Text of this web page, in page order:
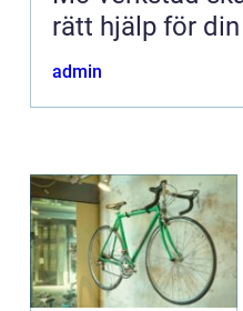
rätt hjälp för
admin